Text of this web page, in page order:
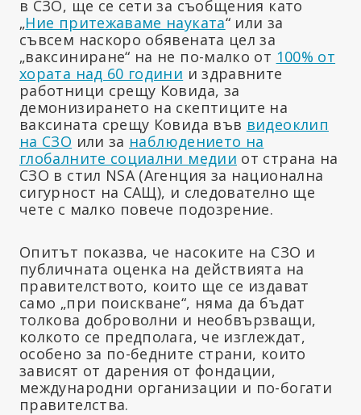
в СЗО, ще се сети за съобщения като
„Ние притежаваме науката“ или за
съвсем наскоро обявената цел за
„ваксиниране“ на не по-малко от 100% от
хората над 60 години и здравните
работници срещу Ковида, за
демонизирането на скептиците на
ваксината срещу Ковида във видеоклип
на СЗО или за наблюдението на
глобалните социални медии от страна на
СЗО в стил NSA (Агенция за национална
сигурност на САЩ), и следователно ще
чете с малко повече подозрение.
Опитът показва, че насоките на СЗО и
публичната оценка на действията на
правителството, които ще се издават
само „при поискване“, няма да бъдат
толкова доброволни и необвързващи,
колкото се предполага, че изглеждат,
особено за по-бедните страни, които
зависят от дарения от фондации,
международни организации и по-богати
правителства.